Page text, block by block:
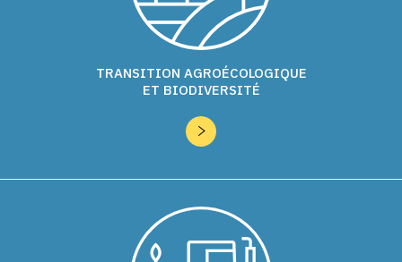
TRANSITION AGROÉCOLOGIQUE
ET BIODIVERSITÉ